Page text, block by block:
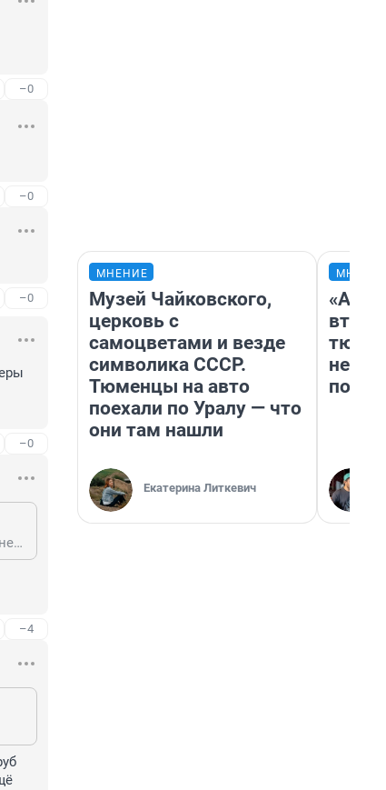
–0
–0
–0
–0
Пенсионерам с 80 лет доплата к пенсии болнее 16 тысяч, а остальные пенсионеры как? У многих 60 -70 лет пенсия всего 16 тысяч.
–4
МНЕНИЕ
Музей Чайковского,
церковь с
самоцветами и везде
символика СССР.
Тюменцы на авто
поехали по Уралу — что
они там нашли
Екатерина Литкевич